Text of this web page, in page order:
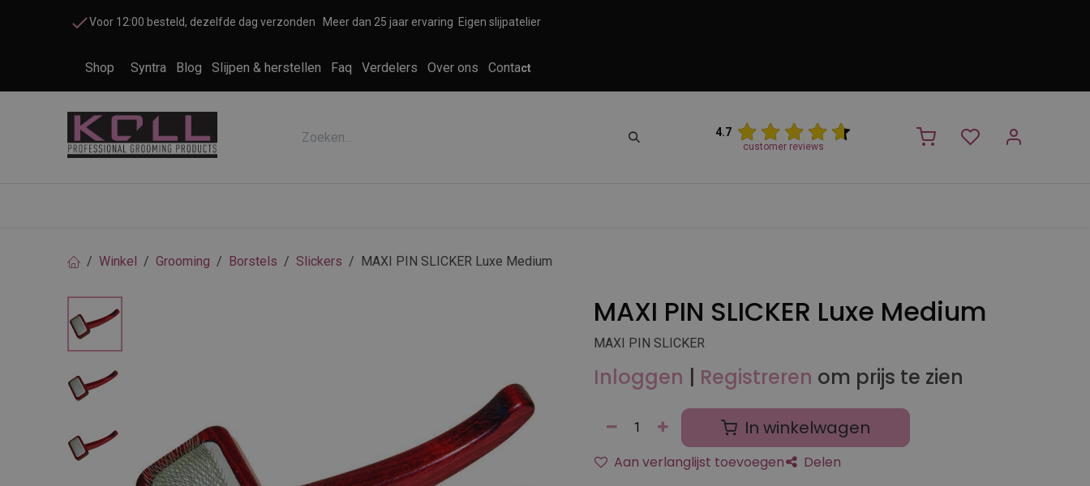
Voor 12:00 besteld, dezelfde dag verzonden Meer dan 25 jaar ervaring Eigen slijpatelier
Shop Syntra Blog Slijpen & herstellen Faq Verdelers Over ons Contact
4.7
customer reviews
Winkel Grooming Borstels Slickers MAXI PIN SLICKER Luxe Medium
MAXI PIN SLICKER Luxe Medium
MAXI PIN SLICKER
Inloggen | Registreren om prijs te zien
In winkelwagen
Aan verlanglijst toevoegen Delen